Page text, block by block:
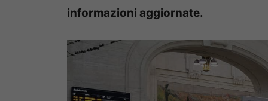
informazioni aggiornate.